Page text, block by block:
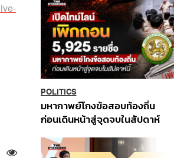
POLITICS
มหากาพย์โกงข้อสอบท้องถิ่น
ก่อนเดินหน้าสู่จุดจบในสัปดาห์